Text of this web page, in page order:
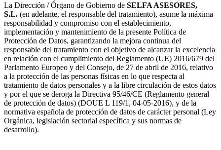
La Dirección / Órgano de Gobierno de SELFA ASESORES,
S.L. (en adelante, el responsable del tratamiento), asume la máxima
responsabilidad y compromiso con el establecimiento,
implementación y mantenimiento de la presente Política de
Protección de Datos, garantizando la mejora continua del
responsable del tratamiento con el objetivo de alcanzar la excelencia
en relación con el cumplimiento del Reglamento (UE) 2016/679 del
Parlamento Europeo y del Consejo, de 27 de abril de 2016, relativo
a la protección de las personas físicas en lo que respecta al
tratamiento de datos personales y a la libre circulación de estos datos
y por el que se deroga la Directiva 95/46/CE (Reglamento general
de protección de datos) (DOUE L 119/1, 04-05-2016), y de la
normativa española de protección de datos de carácter personal (Ley
Orgánica, legislación sectorial específica y sus normas de
desarrollo).